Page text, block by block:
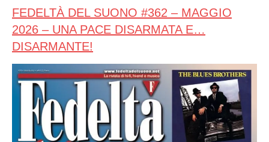
FEDELTÀ DEL SUONO #362 – MAGGIO
2026 – UNA PACE DISARMATA E…
DISARMANTE!